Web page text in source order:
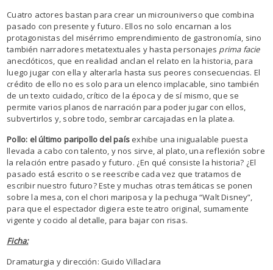
Cuatro actores bastan para crear un microuniverso que combina
pasado con presente y futuro. Ellos no solo encarnan a los
protagonistas del misérrimo emprendimiento de gastronomía, sino
también narradores metatextuales y hasta personajes prima facie
anecdóticos, que en realidad anclan el relato en la historia, para
luego jugar con ella y alterarla hasta sus peores consecuencias. El
crédito de ello no es solo para un elenco implacable, sino también
de un texto cuidado, crítico de la época y de sí mismo, que se
permite varios planos de narración para poder jugar con ellos,
subvertirlos y, sobre todo, sembrar carcajadas en la platea.
Pollo: el último paripollo del país exhibe una inigualable puesta
llevada a cabo con talento, y nos sirve, al plato, una reflexión sobre
la relación entre pasado y futuro. ¿En qué consiste la historia? ¿El
pasado está escrito o se reescribe cada vez que tratamos de
escribir nuestro futuro? Este y muchas otras temáticas se ponen
sobre la mesa, con el chori mariposa y la pechuga “Walt Disney”,
para que el espectador digiera este teatro original, sumamente
vigente y cocido al detalle, para bajar con risas.
Ficha:
Dramaturgia y dirección: Guido Villaclara